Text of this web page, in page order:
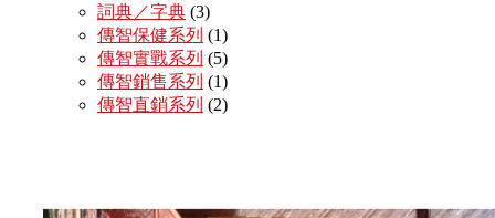
詞典／字典 (3)
傳智保健系列 (1)
傳智實戰系列 (5)
傳智銷售系列 (1)
傳智直銷系列 (2)